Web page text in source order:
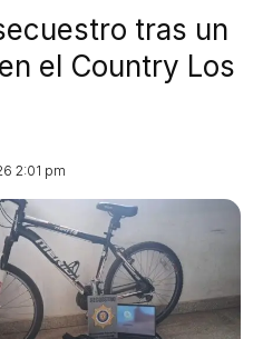
tras un
el Country Los
2:01 pm